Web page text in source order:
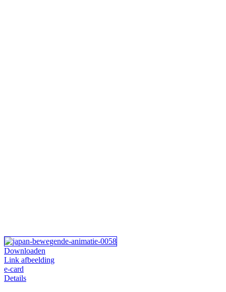
Downloaden
Link afbeelding
e-card
Details